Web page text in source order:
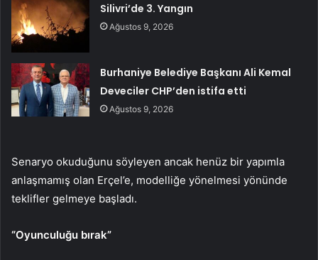
Silivri’de 3. Yangın
Ağustos 9, 2026
Burhaniye Belediye Başkanı Ali Kemal
Deveciler CHP’den istifa etti
Ağustos 9, 2026
Senaryo okuduğunu söyleyen ancak henüz bir yapımla
anlaşmamış olan Erçel’e, modelliğe yönelmesi yönünde
teklifler gelmeye başladı.
“Oyunculuğu bırak”